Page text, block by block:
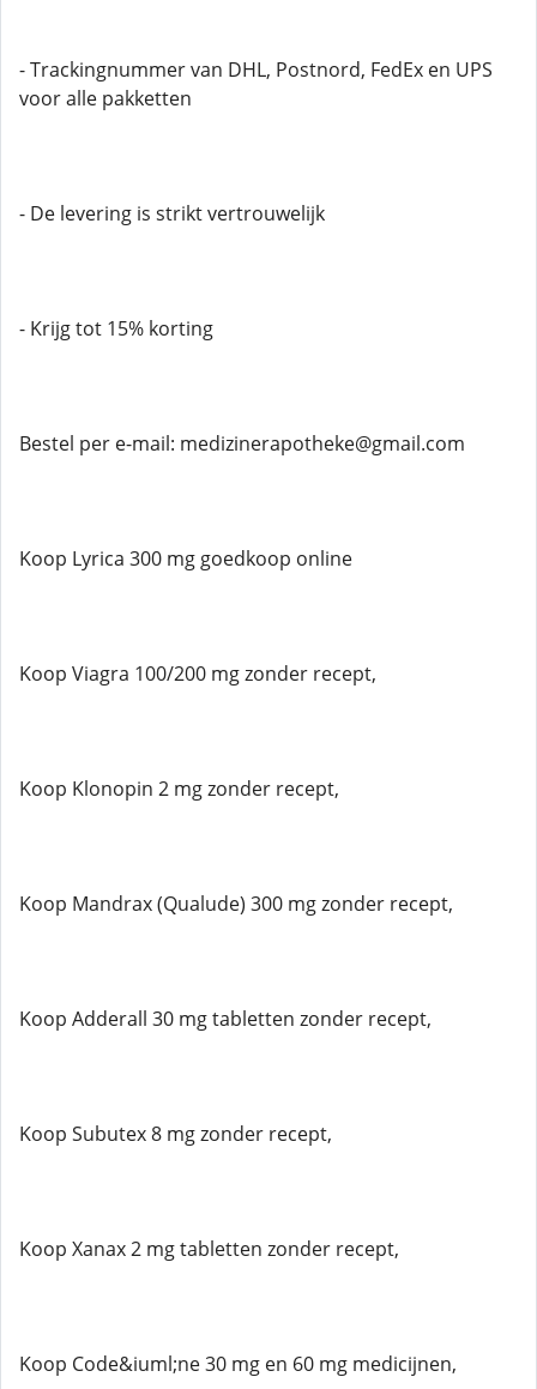
- Trackingnummer van DHL, Postnord, FedEx en UPS
voor alle pakketten
- De levering is strikt vertrouwelijk
- Krijg tot 15% korting
Bestel per e-mail: medizinerapotheke@gmail.com
Koop Lyrica 300 mg goedkoop online
Koop Viagra 100/200 mg zonder recept,
Koop Klonopin 2 mg zonder recept,
Koop Mandrax (Qualude) 300 mg zonder recept,
Koop Adderall 30 mg tabletten zonder recept,
Koop Subutex 8 mg zonder recept,
Koop Xanax 2 mg tabletten zonder recept,
Koop Code&iuml;ne 30 mg en 60 mg medicijnen,